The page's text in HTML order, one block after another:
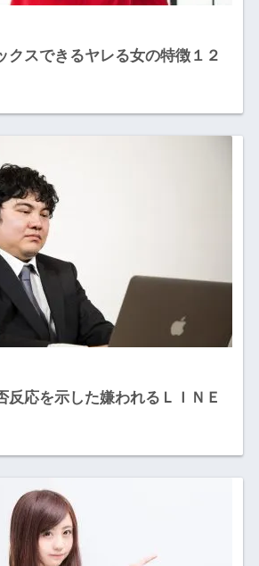
クスできるヤレる女の特徴１２
反応を示した嫌われるＬＩＮＥ